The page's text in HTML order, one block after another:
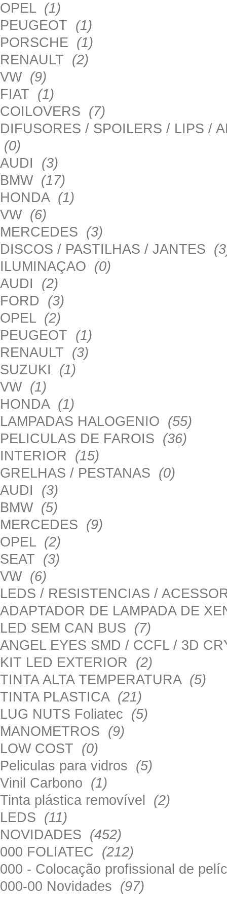
OPEL (1)
PEUGEOT (1)
PORSCHE (1)
RENAULT (2)
VW (9)
FIAT (1)
COILOVERS (7)
DIFUSORES / SPOILERS / LIPS /
(0)
AUDI (3)
BMW (17)
HONDA (1)
VW (6)
MERCEDES (3)
DISCOS / PASTILHAS / JANTES
ILUMINAÇAO (0)
AUDI (2)
FORD (3)
OPEL (2)
PEUGEOT (1)
RENAULT (3)
SUZUKI (1)
VW (1)
HONDA (1)
LAMPADAS HALOGENIO (55)
PELICULAS DE FAROIS (36)
INTERIOR (15)
GRELHAS / PESTANAS (0)
AUDI (3)
BMW (5)
MERCEDES (9)
OPEL (2)
SEAT (3)
VW (6)
LEDS / RESISTENCIAS /
ADAPTADOR DE LAMPADA DE
LED SEM CAN BUS (7)
ANGEL EYES SMD / CCFL / 3D
KIT LED EXTERIOR (2)
TINTA ALTA TEMPERATURA (5)
TINTA PLASTICA (21)
LUG NUTS Foliatec (5)
MANOMETROS (9)
LOW COST (0)
Peliculas para vidros (5)
Vinil Carbono (1)
Tinta plástica removível (2)
LEDS (11)
NOVIDADES (452)
000 FOLIATEC (212)
000 - Colocação profissional de
000-00 Novidades (97)